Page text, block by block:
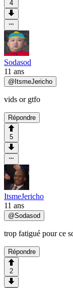
4
Sodasod
11 ans
@ ItsmeJericho
vids or gtfo
Répondre
5
ItsmeJericho
11 ans
@Sodasod
trop fatigué pour ce
Répondre
2